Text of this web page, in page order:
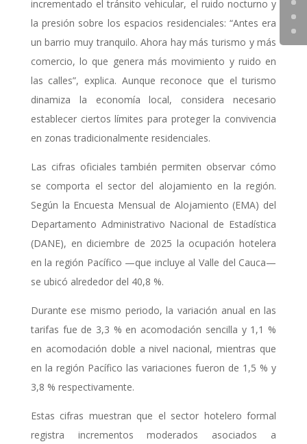
incrementado el tránsito vehicular, el ruido nocturno y
la presión sobre los espacios residenciales: “Antes era
un barrio muy tranquilo. Ahora hay más turismo y más
comercio, lo que genera más movimiento y ruido en
las calles”, explica. Aunque reconoce que el turismo
dinamiza la economía local, considera necesario
establecer ciertos límites para proteger la convivencia
en zonas tradicionalmente residenciales.
Las cifras oficiales también permiten observar cómo
se comporta el sector del alojamiento en la región.
Según la Encuesta Mensual de Alojamiento (EMA) del
Departamento Administrativo Nacional de Estadística
(DANE), en diciembre de 2025 la ocupación hotelera
en la región Pacífico —que incluye al Valle del Cauca—
se ubicó alrededor del 40,8 %.
Durante ese mismo periodo, la variación anual en las
tarifas fue de 3,3 % en acomodación sencilla y 1,1 %
en acomodación doble a nivel nacional, mientras que
en la región Pacífico las variaciones fueron de 1,5 % y
3,8 % respectivamente.
Estas cifras muestran que el sector hotelero formal
registra incrementos moderados asociados a